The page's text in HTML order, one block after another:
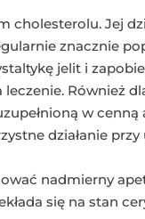
cholesterolu. Jej
znacznie
jelit i
Również
w
działanie
nadmierny
się na stan